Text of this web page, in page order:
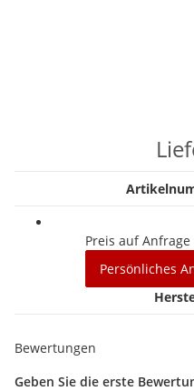
Preis auf Anfrage
Persönliches
Bewertungen
Geben Sie die erste